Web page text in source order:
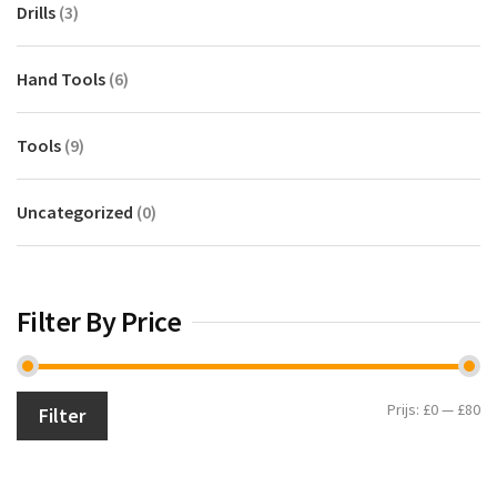
Drills (3)
Hand Tools (6)
Tools (9)
Uncategorized (0)
Filter By Price
Min.
prijs
Max.
prijs
Filter Prijs: £0— £80